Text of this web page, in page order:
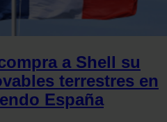
a Shell su
terrestres en
España